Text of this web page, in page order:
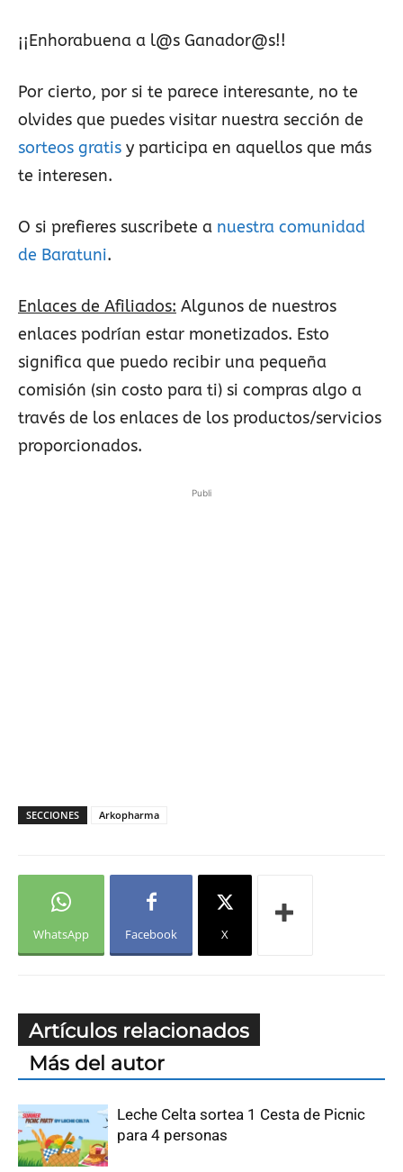
¡¡Enhorabuena a l@s Ganador@s!!
Por cierto, por si te parece interesante, no te
olvides que puedes visitar nuestra sección de
sorteos gratis y participa en aquellos que más
te interesen.
O si prefieres suscribete a nuestra comunidad
de Baratuni.
Enlaces de Afiliados: Algunos de nuestros
enlaces podrían estar monetizados. Esto
significa que puedo recibir una pequeña
comisión (sin costo para ti) si compras algo a
través de los enlaces de los productos/servicios
proporcionados.
Publi
SECCIONES Arkopharma
WhatsApp Facebook X
Artículos relacionados
Más del autor
Leche Celta sortea 1 Cesta de Picnic
para 4 personas